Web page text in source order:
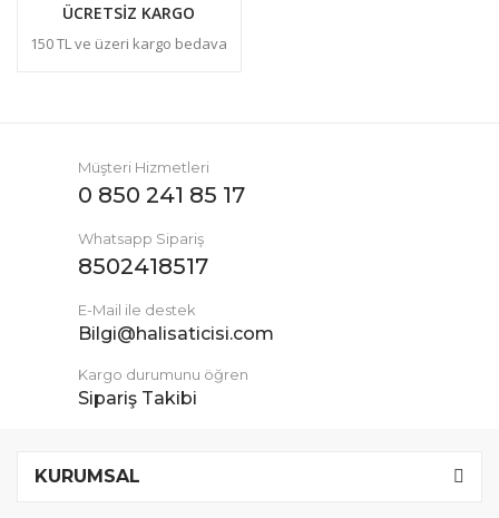
ÜCRETSİZ KARGO
150 TL ve üzeri kargo bedava
Müşteri Hizmetleri
0 850 241 85 17
Whatsapp Sipariş
8502418517
E-Mail ile destek
Bilgi@halisaticisi.com
Kargo durumunu öğren
Sipariş Takibi
KURUMSAL